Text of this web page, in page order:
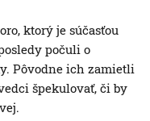
ktorý je súčasťou
počuli o
Pôvodne ich zamietli
špekulovať, či by